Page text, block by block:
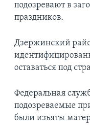
подозревают в
праздников.
Дзержинский
оставаться под
Федеральная
подозреваемые
были изъяты